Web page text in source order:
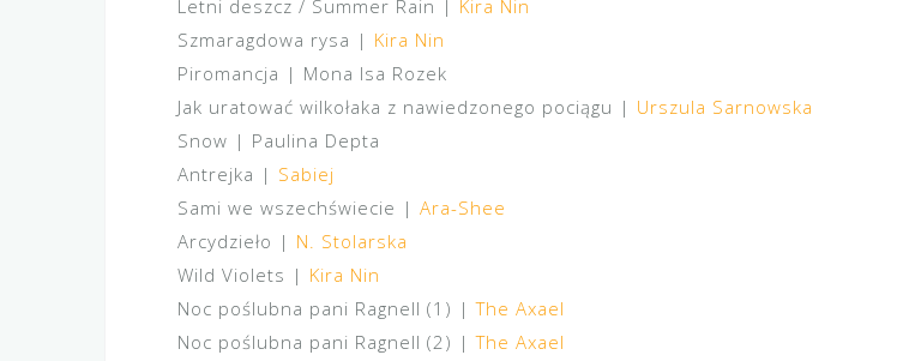
Letni deszcz / Summer Rain | Kira Nin
Szmaragdowa rysa | Kira Nin
Piromancja | Mona Isa Rozek
Jak uratować wilkołaka z nawiedzonego pociągu | Urszula Sarnowska
Snow | Paulina Depta
Antrejka | Sabiej
Sami we wszechświecie | Ara-Shee
Arcydzieło | N. Stolarska
Wild Violets | Kira Nin
Noc poślubna pani Ragnell (1) |The Axael
Noc poślubna pani Ragnell (2) |The Axael